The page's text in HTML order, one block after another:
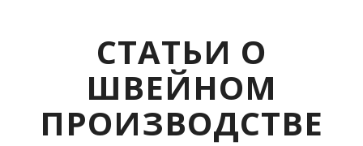
СТАТЬИ О
ШВЕЙНОМ
ПРОИЗВОДСТВЕ